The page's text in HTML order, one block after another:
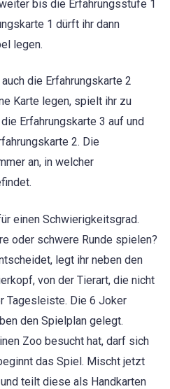
bis die Erfahrungsstufe 1
1 dürft ihr dann
legen.
die Erfahrungskarte 2
Karte legen, spielt ihr zu
Erfahrungskarte 3 auf und
2. Die
an, in welcher
einen Schwierigkeitsgrad.
oder schwere Runde spielen?
legt ihr neben den
von der Tierart, die nicht
Tagesleiste. Die 6 Joker
den Spielplan gelegt.
Zoo besucht hat, darf sich
das Spiel. Mischt jetzt
teilt diese als Handkarten